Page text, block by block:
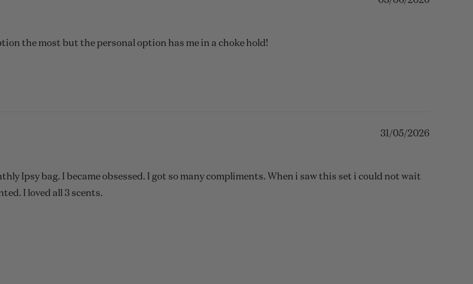
the most but the personal option has me in a choke hold!
31/05/2026
Ipsy bag. I became obsessed. I got so many compliments. When i saw this set i could not wait
I loved all 3 scents.